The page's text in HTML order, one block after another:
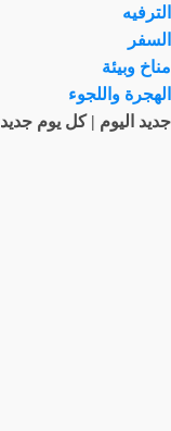
الترفيه
السفر
مناخ وبيئة
الهجرة واللجوء
جديد اليوم | كل يوم جديد